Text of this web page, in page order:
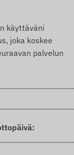
käyttäväni
joka koskee
palvelun